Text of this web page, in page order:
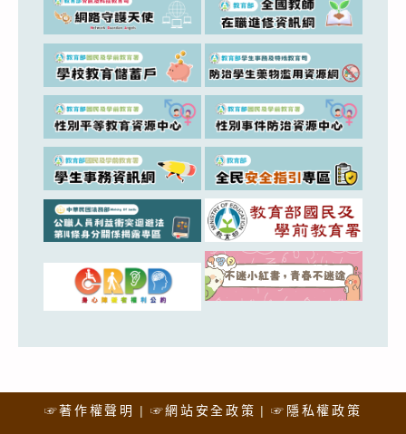
☞著作權聲明 ☞網站安全政策 ☞隱私權政策